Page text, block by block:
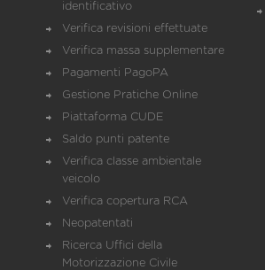
identificativo
Verifica revisioni effettuate
Verifica massa supplementare
Pagamenti PagoPA
Gestione Pratiche Online
Piattaforma CUDE
Saldo punti patente
Verifica classe ambientale
veicolo
Verifica copertura RCA
Neopatentati
Ricerca Uffici della
Motorizzazione Civile